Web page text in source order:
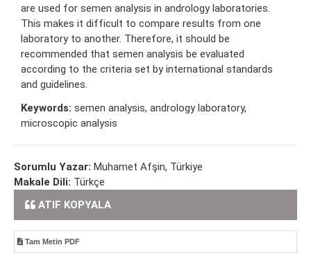
are used for semen analysis in andrology laboratories.
This makes it difficult to compare results from one
laboratory to another. Therefore, it should be
recommended that semen analysis be evaluated
according to the criteria set by international standards
and guidelines.
Keywords: semen analysis, andrology laboratory,
microscopic analysis
Sorumlu Yazar: Muhamet Afşin, Türkiye
Makale Dili: Türkçe
ATIF KOPYALA
Tam Metin PDF